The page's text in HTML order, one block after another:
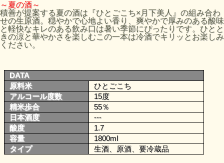
～夏の酒～
積善が提案する夏の酒は『ひとごこち×月下美人』の組み合わ
せの生原酒。穏やかで心地よい香り、爽やかで厚みのある酸味
と軽快なキレのある飲み口は暑い季節にぴったりです。ひとと
きの涼と華やかさを楽しむこの一本は冷酒でキリッとお楽しみ
ください。
DATA
原料米
ひとごこち
アルコール度数
15度
精米歩合
55％
日本酒度
---
酸度
1.7
容量
1800ml
タイプ
生酒、原酒、要冷蔵品